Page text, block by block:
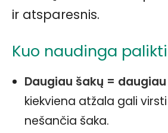
ir atsparesnis.
Kuo naudinga
Daugiau šakų =
kiekviena atžala gali
nešančia šaka.